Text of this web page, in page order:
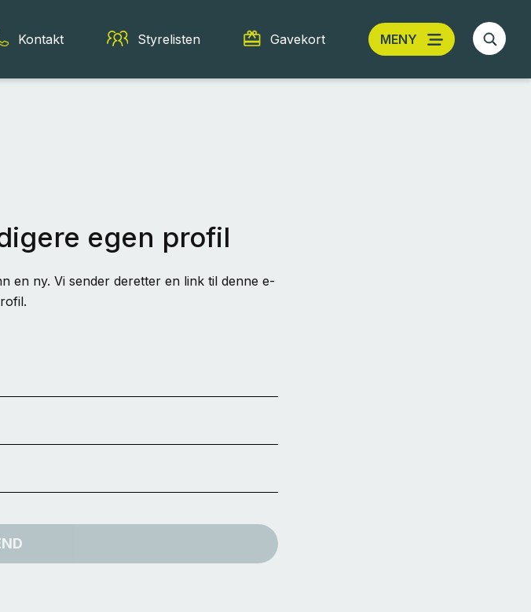
Kontakt Styrelisten Gavekort MENY
egen profil
en ny. Vi sender deretter en link til denne e-